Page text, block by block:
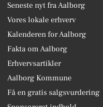
Seneste nyt fra Aalborg
Vores lokale erhverv
Kalenderen for Aalborg
Fakta om Aalborg
Erhvervsartikler
Aalborg Kommune
Få en gratis salgsvurdering